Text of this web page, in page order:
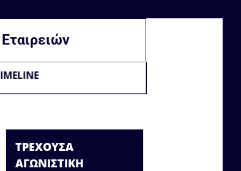
Εταιρειών
ΤΡΕΧΟΥΣΑ
ΑΓΩΝΙΣΤΙΚΗ